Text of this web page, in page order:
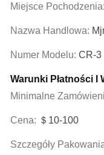
Miejsce Pochodzenia:
Nazwa Handlowa:
Numer Modelu: CR-3
Warunki Płatności I
Minimalne
Cena: ＄10-100
Szczegóły